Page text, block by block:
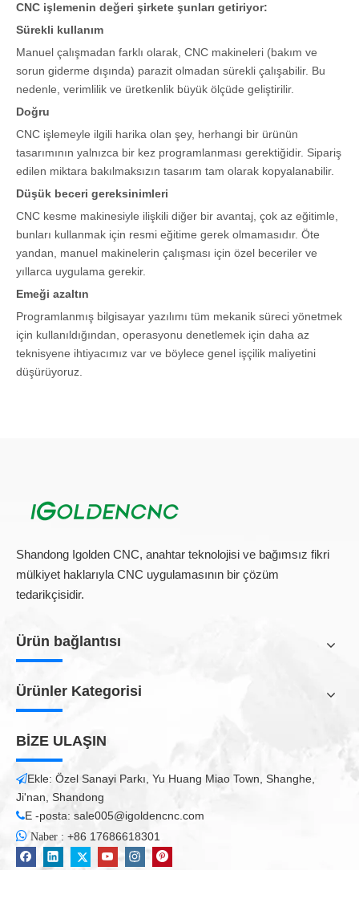
CNC işlemenin değeri şirkete şunları getiriyor:
Sürekli kullanım
Manuel çalışmadan farklı olarak, CNC makineleri (bakım ve
sorun giderme dışında) parazit olmadan sürekli çalışabilir. Bu
nedenle, verimlilik ve üretkenlik büyük ölçüde geliştirilir.
Doğru
CNC işlemeyle ilgili harika olan şey, herhangi bir ürünün
tasarımının yalnızca bir kez programlanması gerektiğidir. Sipariş
edilen miktara bakılmaksızın tasarım tam olarak kopyalanabilir.
Düşük beceri gereksinimleri
CNC kesme makinesiyle ilişkili diğer bir avantaj, çok az eğitimle,
bunları kullanmak için resmi eğitime gerek olmamasıdır. Öte
yandan, manuel makinelerin çalışması için özel beceriler ve
yıllarca uygulama gerekir.
Emeği azaltın
Programlanmış bilgisayar yazılımı tüm mekanik süreci yönetmek
için kullanıldığından, operasyonu denetlemek için daha az
teknisyene ihtiyacımız var ve böylece genel işçilik maliyetini
düşürüyoruz.
CNC işleme teknolojisi, manuel işlevlerin sınırlarını zorlamak için
karmaşık işlemleri yönetmeyi kolaylaştırır. Sütun imalatı,
frezeleme, tornalama, şekillendirme ve damgalama dahil olmak
üzere çeşitli CNC işleme yeteneklerini artırabilir.
CNC router makineden oluşur
Giriş aygıtı
Çeşitli giriş aygıtları arasında sıkıştırma aygıtları, optik diskler ve
diğer modern veri aktarım bileşenleri bulunur.
Shandong Igolden CNC, anahtar teknolojisi ve bağımsız fikri
mülkiyet haklarıyla CNC uygulamasının bir çözüm
tedarikçisidir.
Ürün bağlantısı
Ürünler Kategorisi
BİZE ULAŞIN
Ekle: Özel Sanayi Parkı, Yu Huang Miao Town, Shanghe,
Ji'nan, Shandong
E -posta: sale005@igoldencnc.com
 Naber : +86 17686618301